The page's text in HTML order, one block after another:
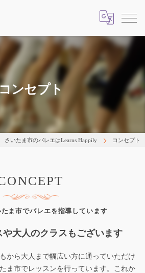
ンセプト
さいたま市のバレエはLearns Happily コンセプト
ま市でバレエを指導しています
や大人のクラスもございます
から大人まで幅広い方に通っていただけ
ま市でレッスンを行っています。これか